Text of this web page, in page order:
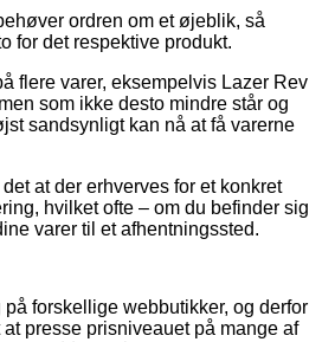
ordren om et øjeblik, så
for det respektive produkt.
flere varer, eksempelvis Lazer Rev
som ikke desto mindre står og
sandsynligt kan nå at få varerne
at der erhverves for et konkret
hvilket ofte – om du befinder sig
varer til et afhentningssted.
forskellige webbutikker, og derfor
presse prisniveauet på mange af